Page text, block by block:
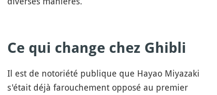
Ce qui change chez Ghibli
Il est de notoriété publique que Hayao Miyazaki
s'était déjà farouchement opposé au premier